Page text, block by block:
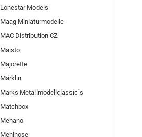
Lonestar Models
Maag Miniaturmodelle
MAC Distribution CZ
Maisto
Majorette
Märklin
Marks Metallmodellclassic´s
Matchbox
Mehano
Mehlhose